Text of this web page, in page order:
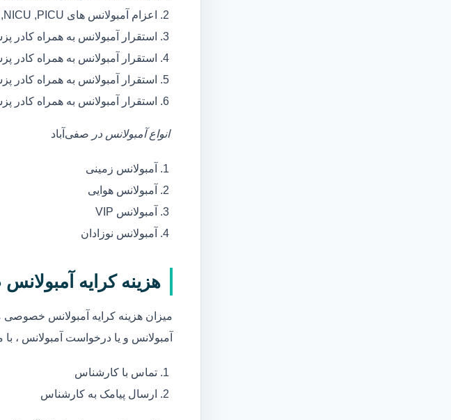
اعزام آمبولانس های ICU ,NICU ,PICU و CCU جهت انتقال بیماران با شرایط خاص
استقرار آمبولانس به همراه
استقرار آمبولانس به همراه کادر
استقرار آمبولانس به همراه
استقرار آمبولانس به همراه
انواع آمبولانس در صفی‌آباد
آمبولانس زمینی
آمبولانس هوایی
آمبولانس VIP
آمبولانس نوزادان
هزینه کرایه
میزان هزینه کرایه آمبولانس
آمبولانس و یا درخواست آمبولانس ، با
تماس با کارشناس
ارسال پیامک به کارشناس